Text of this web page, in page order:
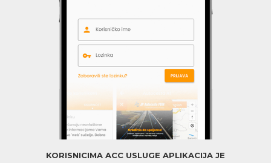
KORISNICIMA ACC USLUGE APLIKACIJA JE